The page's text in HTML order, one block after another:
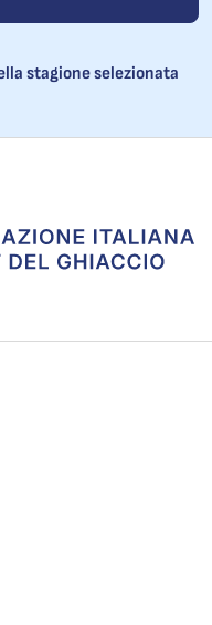
stagione selezionata